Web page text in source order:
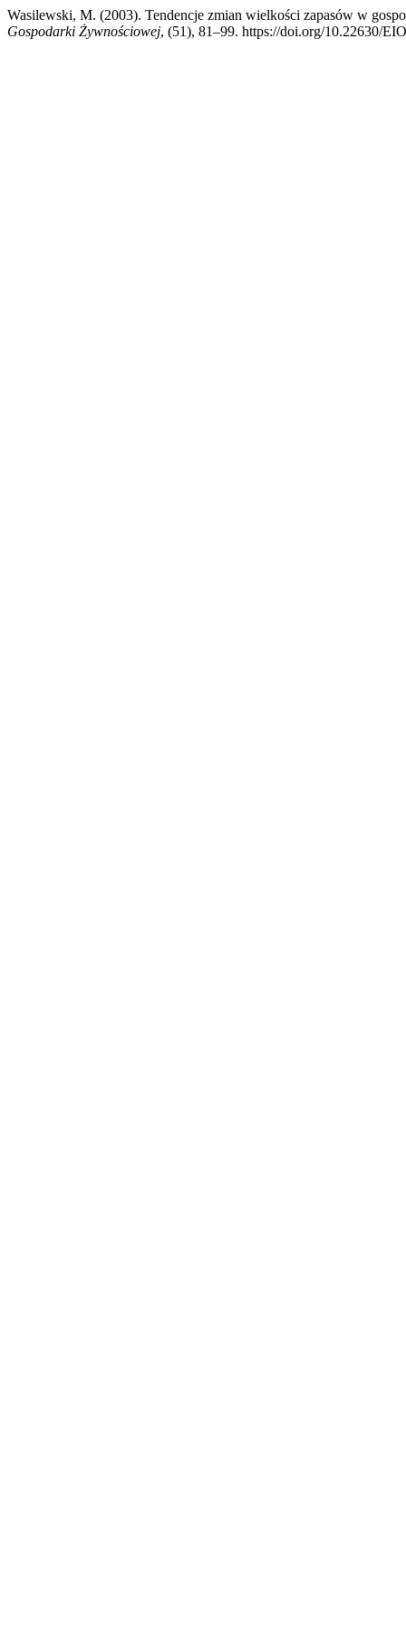
Wasilewski, M. (2003). Tendencje zmian wielkości zapasów w
Gospodarki Żywnościowej, (51), 81–99. https://doi.org/10.22630/